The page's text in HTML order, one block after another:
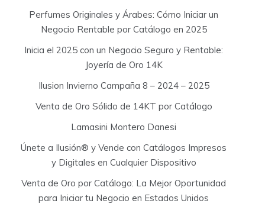
Perfumes Originales y Árabes: Cómo Iniciar un
Negocio Rentable por Catálogo en 2025
Inicia el 2025 con un Negocio Seguro y Rentable:
Joyería de Oro 14K
Ilusion Invierno Campaña 8 – 2024 – 2025
Venta de Oro Sólido de 14KT por Catálogo
Lamasini Montero Danesi
Únete a Ilusión® y Vende con Catálogos Impresos
y Digitales en Cualquier Dispositivo
Venta de Oro por Catálogo: La Mejor Oportunidad
para Iniciar tu Negocio en Estados Unidos